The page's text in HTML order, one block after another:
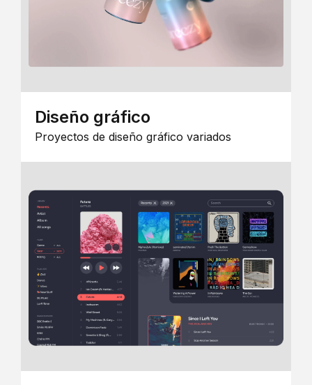
Diseño gráfico
Proyectos de diseño gráfico variados